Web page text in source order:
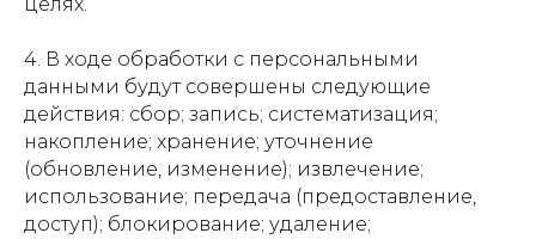
4. В ходе обработки с персональными
данными будут совершены следующие
действия: сбор; запись; систематизация;
накопление; хранение; уточнение
(обновление, изменение); извлечение;
использование; передача (предоставление,
доступ); блокирование; удаление;